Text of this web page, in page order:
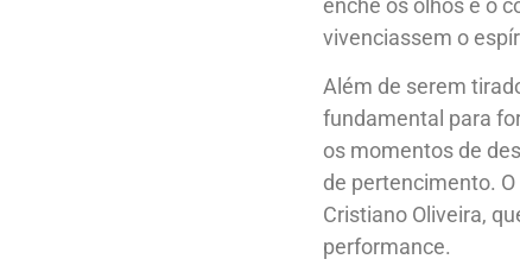
vivenciassem o
Além de serem
fundamental para
os momentos de
de pertencimento.
Cristiano Oliveira,
performance.